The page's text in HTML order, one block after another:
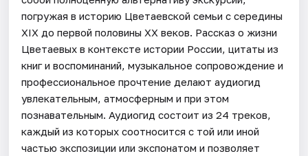
погружая в историю Цветаевской семьи с середины
XIX до первой половины XX веков. Рассказ о жизни
Цветаевых в контексте истории России, цитаты из
книг и воспоминаний, музыкальное сопровождение и
профессиональное прочтение делают аудиогид
увлекательным, атмосферным и при этом
познавательным. Аудиогид состоит из 24 треков,
каждый из которых соотносится с той или иной
частью экспозиции или экспонатом и позволяет